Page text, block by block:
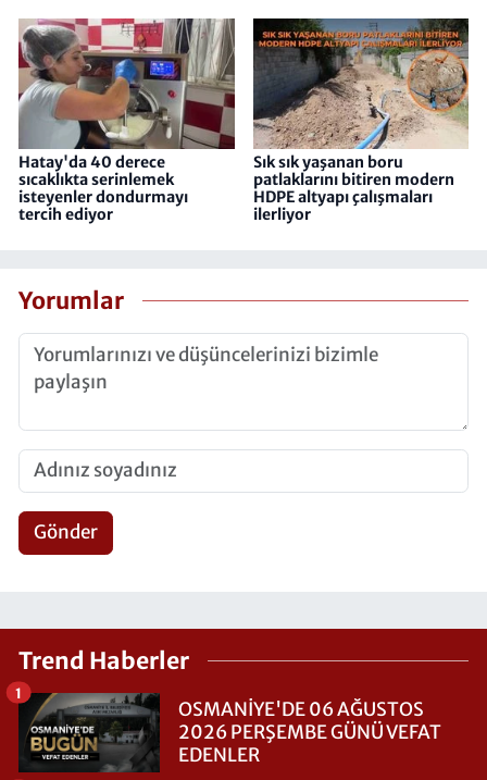
Hatay'da 40 derece
sıcaklıkta serinlemek
isteyenler dondurmayı
tercih ediyor
Sık sık yaşanan boru
patlaklarını bitiren modern
HDPE altyapı çalışmaları
ilerliyor
Yorumlar
Gönder
Trend Haberler
OSMANİYE'DE 06 AĞUSTOS
2026 PERŞEMBE GÜNÜ VEFAT
EDENLER
1